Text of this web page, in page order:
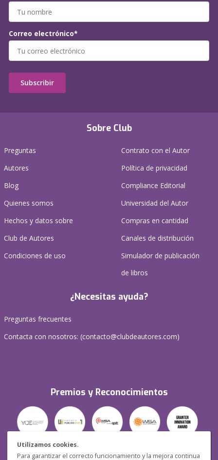
Utilizamos cookies.
Para garantizar el correcto funcionamiento y la mejora continua
Sobre Club
Preguntas
Autores
Blog
Quienes somos
Hechos y datos sobre
Club de Autores
Condiciones de uso
Contrato con el Autor
Política de privacidad
Compliance Editorial
Universidad del Autor
Compras en cantidad
Canales de distribución
Simulador de publicación
de libros
¿Necesitas ayuda?
Preguntas frecuentes
Contacta con nosotros: (contacto@clubdeautores.com)
Premios y Reconocimientos
Correo electrónico*
Subscribir